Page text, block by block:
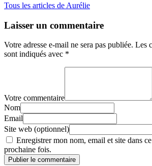
Tous les articles de Aurélie
Laisser un commentaire
Votre adresse e-mail ne sera pas publiée. Les
sont indiqués avec *
Votre commentaire
Nom
Email
Site web (optionnel)
Enregistrer mon nom, email et site dans
prochaine fois.
Publier le commentaire